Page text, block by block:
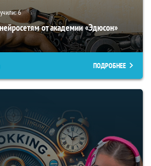
6
от академии «Эдюсон»
ПОДРОБНЕЕ